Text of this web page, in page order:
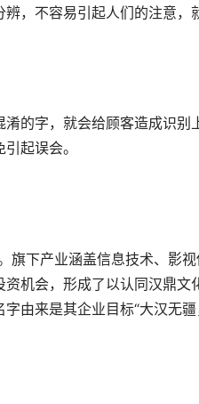
，不容易引起人们的注意
的字，就会给顾客造成识
起误会。
下产业涵盖信息技术、影
机会，形成了以认同汉鼎
由来是其企业目标“大汉无